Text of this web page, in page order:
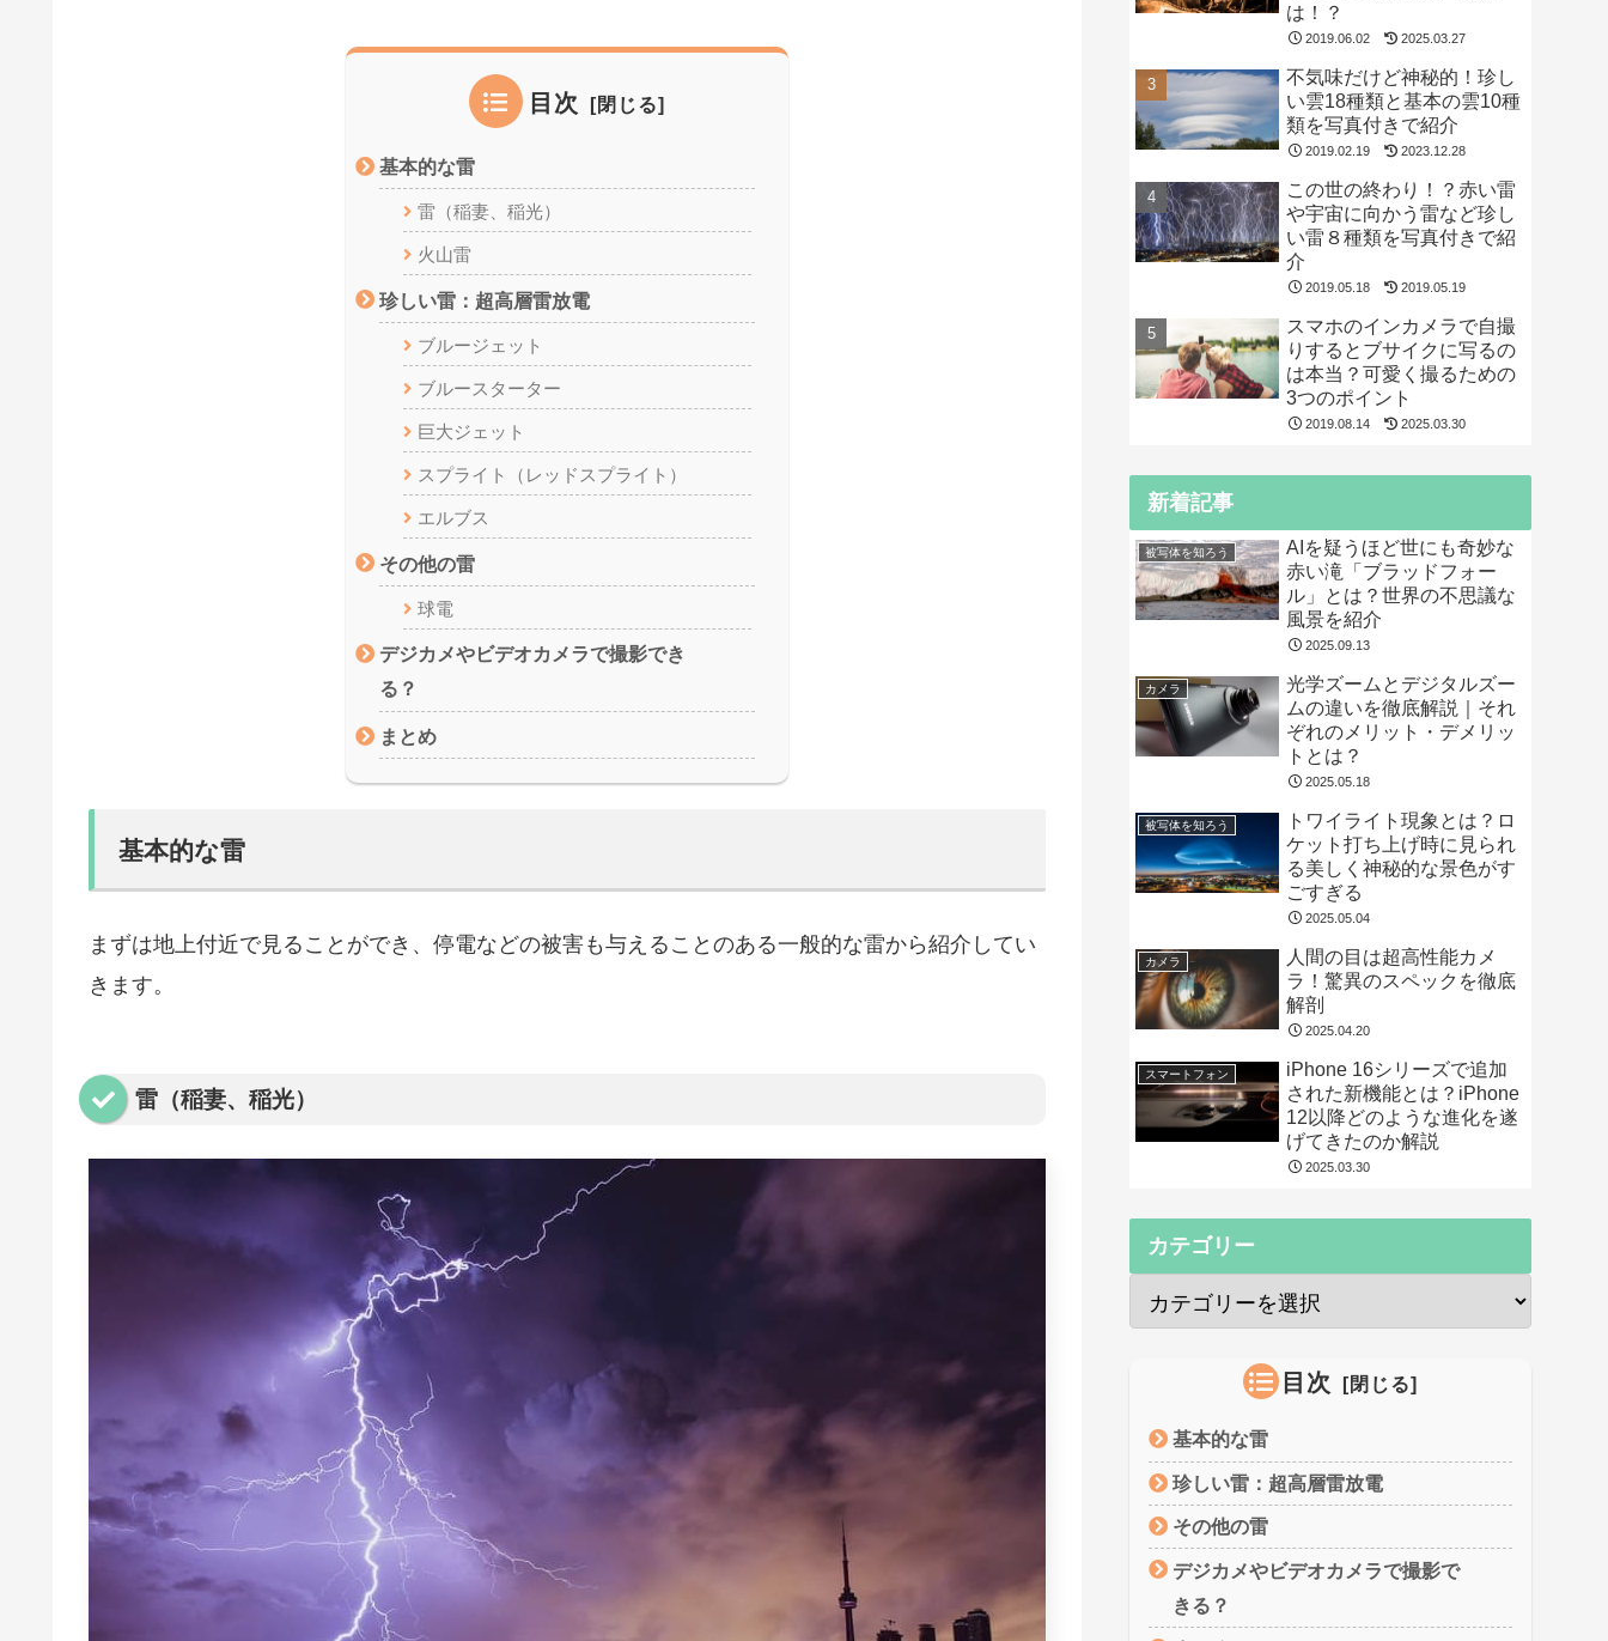
目次
基本的な雷
雷（稲妻、稲光）
火山雷
珍しい雷：超高層雷放電
ブルージェット
ブルースターター
巨大ジェット
スプライト（レッドスプライト）
エルブス
その他の雷
球電
デジカメやビデオカメラで撮影でき
る？
まとめ
基本的な雷
まずは地上付近で見ることができ、停電などの被害も与えることのある一般的な雷から紹介してい
きます。
雷（稲妻、稲光）
は！？
2019.06.02 2025.03.27
不気味だけど神秘的！珍し
い雲18種類と基本の雲10種
類を写真付きで紹介
2019.02.19 2023.12.28
この世の終わり！？赤い雷
や宇宙に向かう雷など珍し
い雷８種類を写真付きで紹
介
2019.05.18 2019.05.19
スマホのインカメラで自撮
りするとブサイクに写るの
は本当？可愛く撮るための
3つのポイント
2019.08.14 2025.03.30
新着記事
被写体を知ろう
AIを疑うほど世にも奇妙な
赤い滝「ブラッドフォー
ル」とは？世界の不思議な
風景を紹介
2025.09.13
カメラ
光学ズームとデジタルズー
ムの違いを徹底解説｜それ
ぞれのメリット・デメリッ
トとは？
2025.05.18
被写体を知ろう
トワイライト現象とは？ロ
ケット打ち上げ時に見られ
る美しく神秘的な景色がす
ごすぎる
2025.05.04
カメラ
人間の目は超高性能カメ
ラ！驚異のスペックを徹底
解剖
2025.04.20
スマートフォン
iPhone 16シリーズで追加
された新機能とは？iPhone
12以降どのような進化を遂
げてきたのか解説
2025.03.30
カテゴリー
目次
基本的な雷
珍しい雷：超高層雷放電
その他の雷
デジカメやビデオカメラで撮影で
きる？